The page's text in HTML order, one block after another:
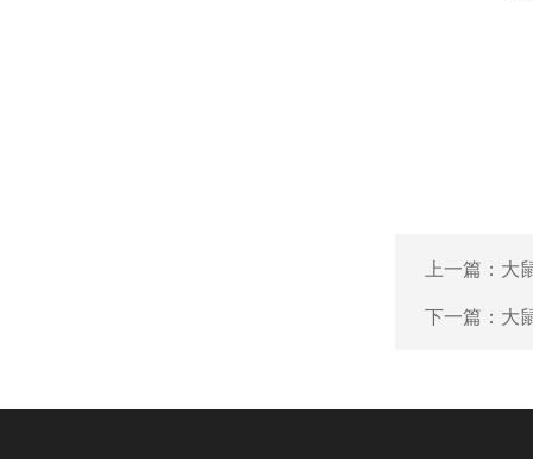
上一篇： 大
下一篇： 大